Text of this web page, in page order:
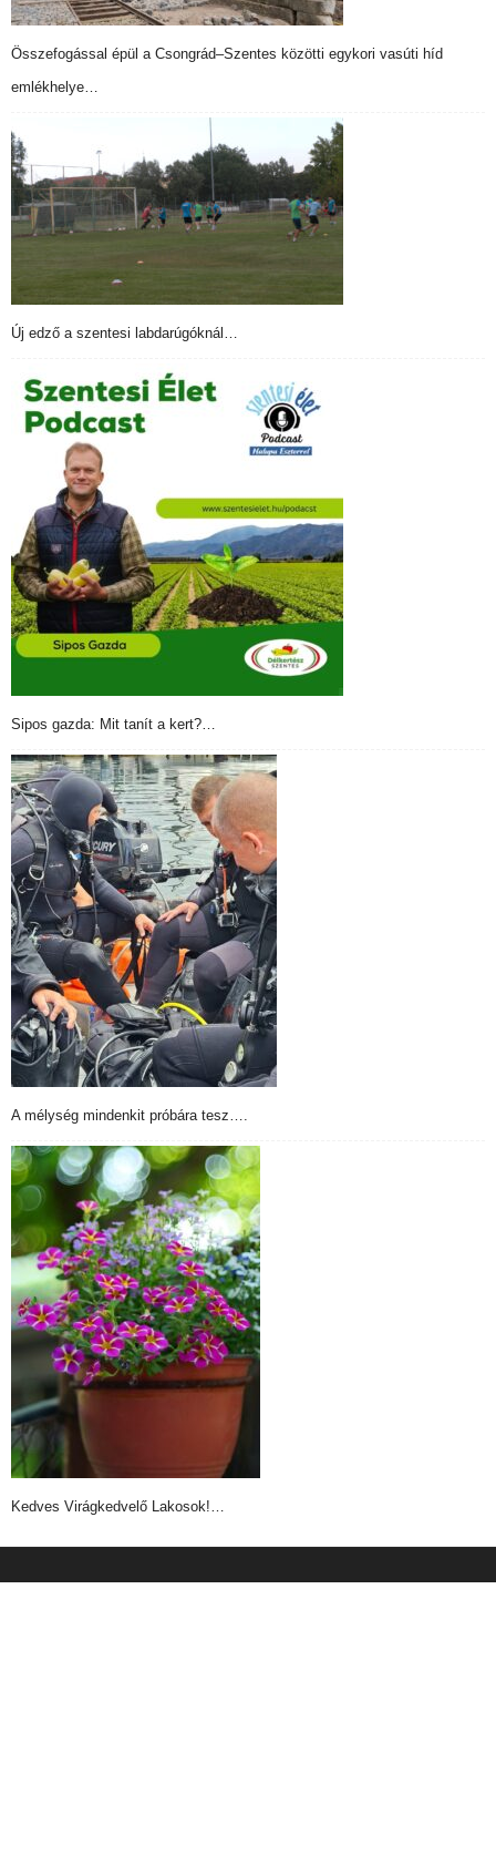
Összefogással épül a Csongrád–Szentes közötti egykori vasúti híd
emlékhelye…
Új edző a szentesi labdarúgóknál…
Sipos gazda: Mit tanít a kert?…
A mélység mindenkit próbára tesz….
Kedves Virágkedvelő Lakosok!…